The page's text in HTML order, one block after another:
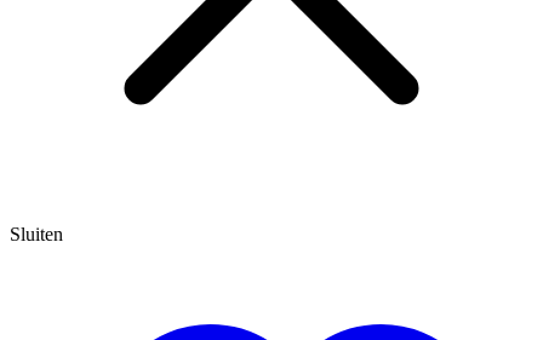
Sluiten